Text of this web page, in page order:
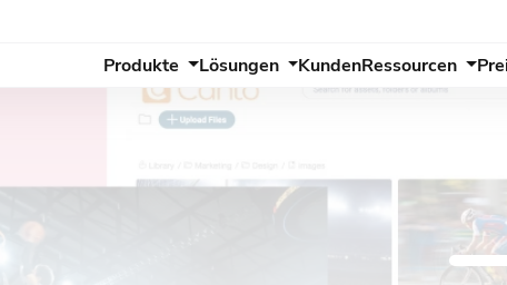
Produkte
Lösungen KundenRessourcen